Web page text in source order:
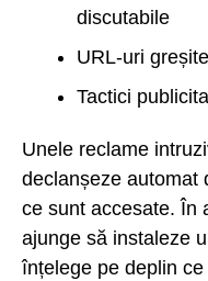
discutabile
URL-uri greșite
Tactici
Unele reclame
declanșeze automat
ce sunt accesate. În
ajunge să instaleze
înțelege pe deplin